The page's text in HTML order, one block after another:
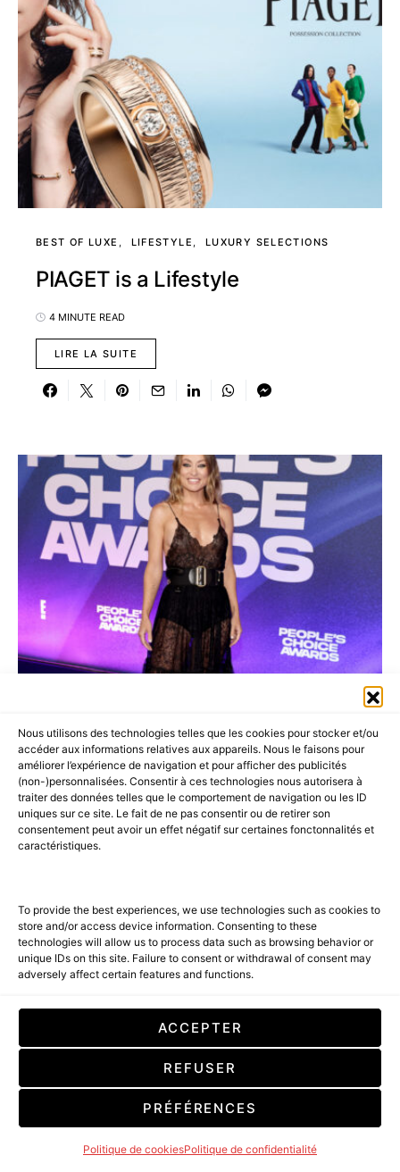
Nous utilisons des technologies telles que les cookies pour stocker et/ou
accéder aux informations relatives aux appareils. Nous le faisons pour
améliorer l’expérience de navigation et pour afficher des publicités
(non-)personnalisées. Consentir à ces technologies nous autorisera à
traiter des données telles que le comportement de navigation ou les ID
uniques sur ce site. Le fait de ne pas consentir ou de retirer son
consentement peut avoir un effet négatif sur certaines fonctonnalités et
caractéristiques.
To provide the best experiences, we use technologies such as cookies to
store and/or access device information. Consenting to these
technologies will allow us to process data such as browsing behavior or
unique IDs on this site. Failure to consent or withdrawal of consent may
adversely affect certain features and functions.
ACCEPTER
REFUSER
PRÉFÉRENCES
Politique de cookiesPolitique de confidentialité
BEST OF LUXE LIFESTYLE LUXURY SELECTIONS
PIAGET is a Lifestyle
4 MINUTE READ
LIRE LA SUITE
AMBASSADEURS
DIOR LOOKS
2 MINUTE READ
LIRE LA SUITE